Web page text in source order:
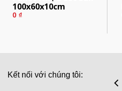
100x60x10cm
0 ₫
Kết nối với chúng tôi: